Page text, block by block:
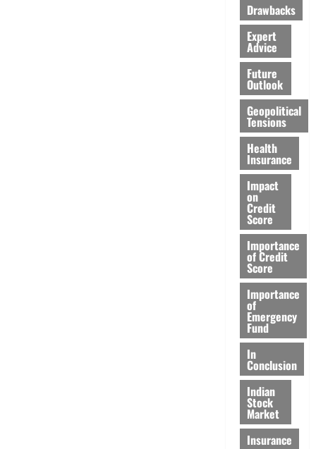
Drawbacks
Expert
Advice
Future
Outlook
Geopolitical
Tensions
Health
Insurance
Impact
on
Credit
Score
Importance
of Credit
Score
Importance
of
Emergency
Fund
In
Conclusion
Indian
Stock
Market
Insurance